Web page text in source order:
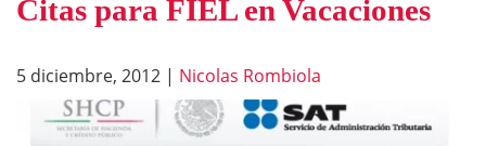
Citas para FIEL en Vacaciones
5 diciembre, 2012 | Nicolas Rombiola